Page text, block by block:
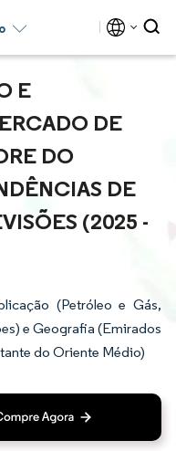
E
DE
DO
DE
(2025 -
(Petróleo e Gás,
e Geografia (Emirados
do Oriente Médio)